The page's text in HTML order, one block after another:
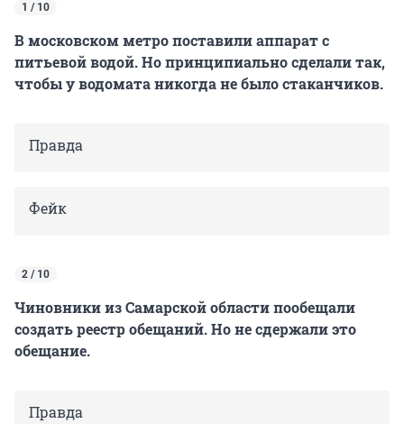
1 / 10
В московском метро поставили аппарат с
питьевой водой. Но принципиально сделали так,
чтобы у водомата никогда не было стаканчиков.
Правда
Фейк
2 / 10
Чиновники из Самарской области пообещали
создать реестр обещаний. Но не сдержали это
обещание.
Правда